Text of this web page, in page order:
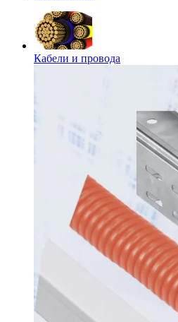
Кабели и провода